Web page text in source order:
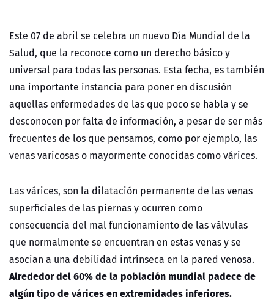
Este 07 de abril se celebra un nuevo Día Mundial de la
Salud, que la reconoce como un derecho básico y
universal para todas las personas. Esta fecha, es también
una importante instancia para poner en discusión
aquellas enfermedades de las que poco se habla y se
desconocen por falta de información, a pesar de ser más
frecuentes de los que pensamos, como por ejemplo, las
venas varicosas o mayormente conocidas como várices.
Las várices, son la dilatación permanente de las venas
superficiales de las piernas y ocurren como
consecuencia del mal funcionamiento de las válvulas
que normalmente se encuentran en estas venas y se
asocian a una debilidad intrínseca en la pared venosa.
Alrededor del 60% de la población mundial padece de
algún tipo de várices en extremidades inferiores.